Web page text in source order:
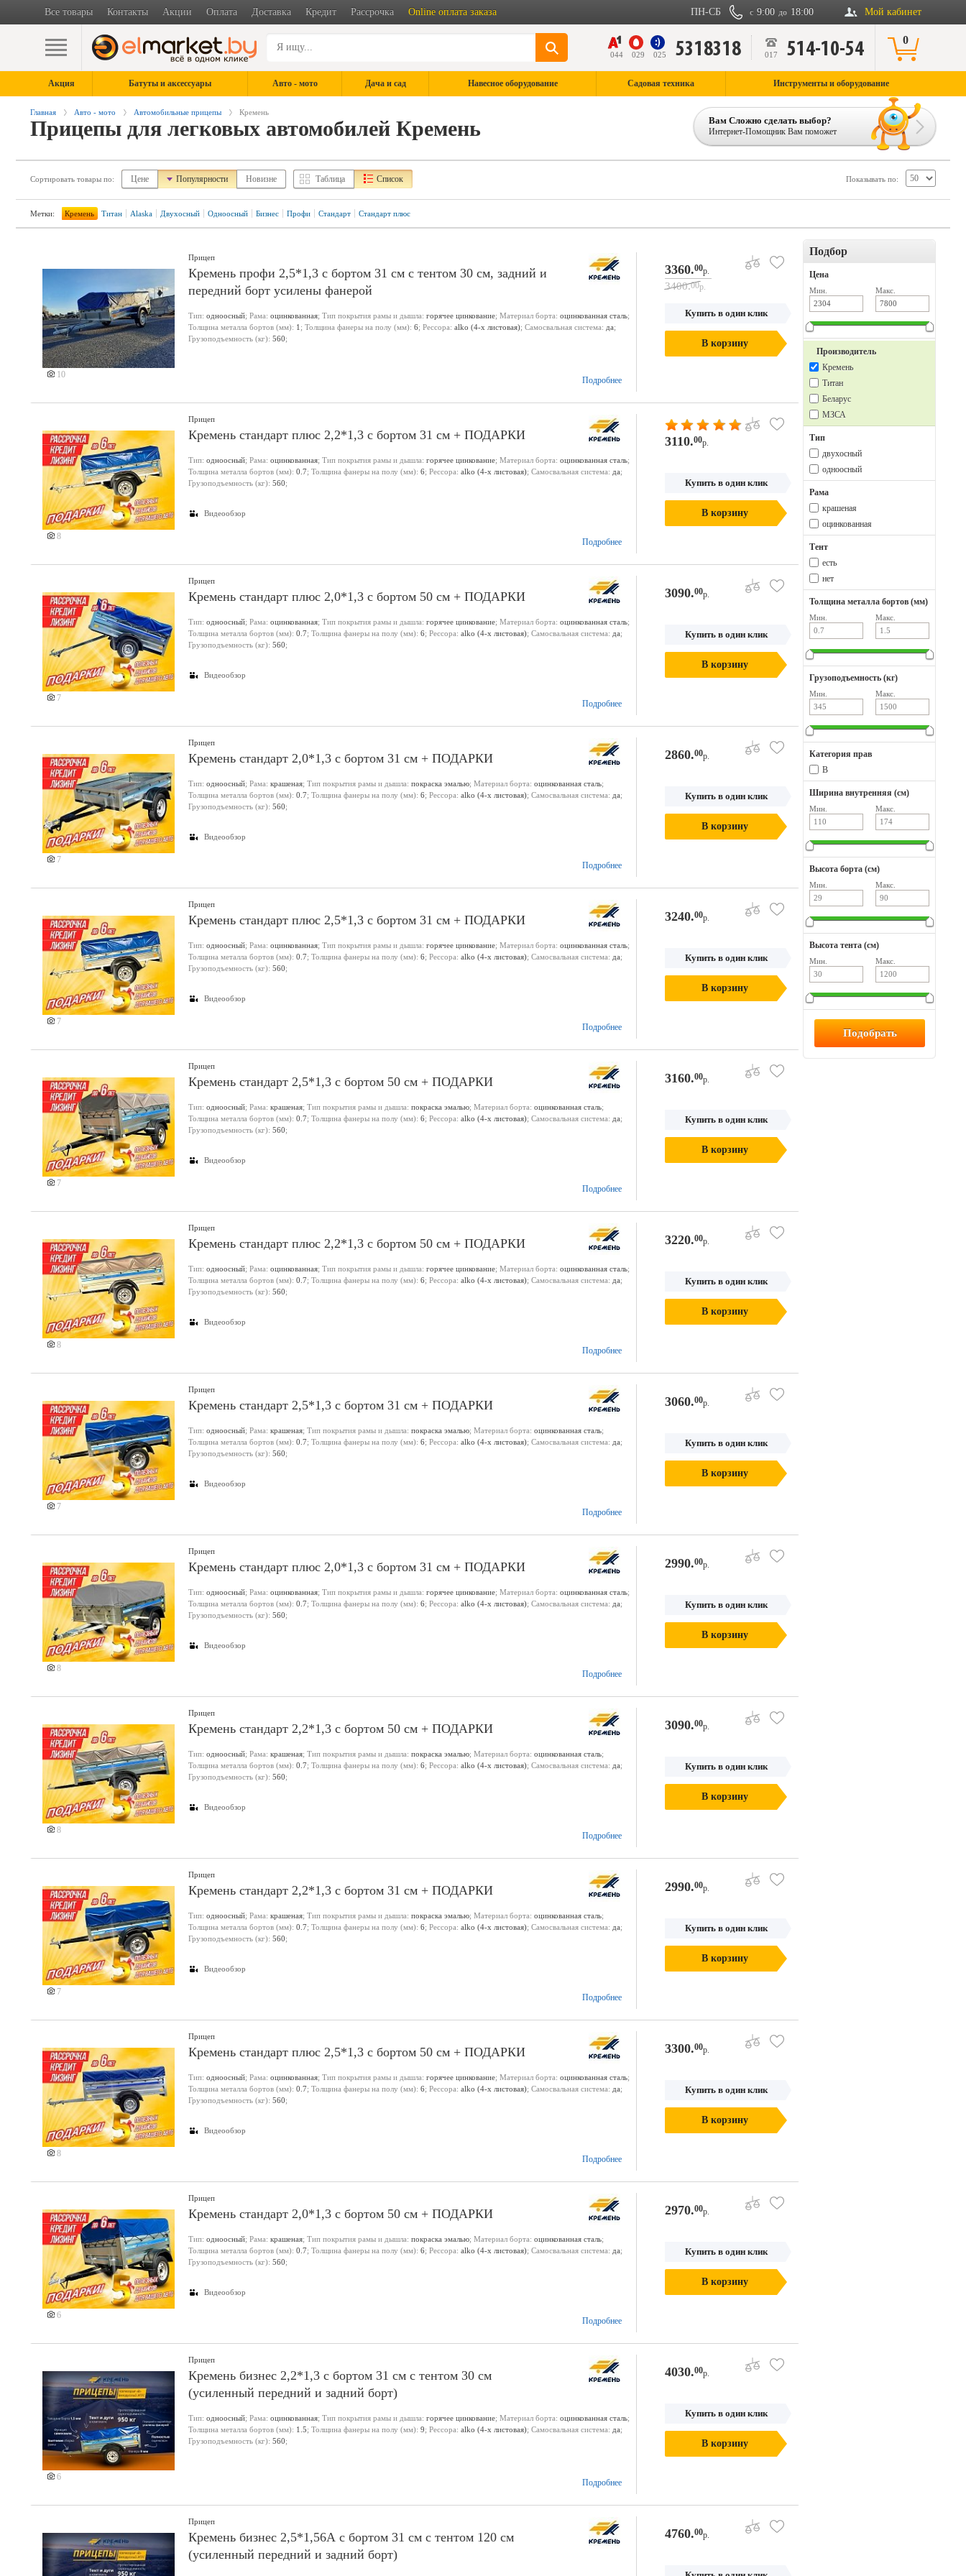
Все товары Контакты Акции Оплата Доставка Кредит Рассрочка Online оплата заказа Мой кабинет
с 9:00 до 18:00
ПН-СБ
044 029 025 5318318 017 514-10-54 0
Акция Батуты и аксессуары Авто - мото Дача и сад Навесное оборудование Садовая техника Инструменты и оборудование
Главная Авто - мото Автомобильные прицепы Кремень
Прицепы для легковых автомобилей Кремень Вам Сложно сделать выбор?
Интернет-Помощник Вам поможет
Сортировать товары по: Цене Популярности Новизне Таблица Список Показывать по:
Метки: Кремень Титан Alaska Двухосный Одноосный Бизнес Профи Стандарт Стандарт плюс
10
Еще 1 фото
Прицеп
Кремень профи 2,5*1,3 с бортом 31 см с тентом 30 см, задний и
передний борт усилены фанерой
Тип: одноосный; Рама: оцинкованная; Тип покрытия рамы и дышла: горячее цинкование; Материал борта: оцинкованная сталь;
Толщина металла бортов (мм): 1 ; Толщина фанеры на полу (мм): 6; Рессора: alko (4-х листовая); Самосвальная система: да;
Грузоподъемность (кг): 560;
Подробнее
3360.00р.
3400.00р.
Купить в один клик
В корзину
8
Прицеп
Кремень стандарт плюс 2,2*1,3 с бортом 31 см + ПОДАРКИ
Тип: одноосный; Рама: оцинкованная; Тип покрытия рамы и дышла: горячее цинкование; Материал борта: оцинкованная сталь;
Толщина металла бортов (мм): 0.7; Толщина фанеры на полу (мм): 6; Рессора: alko (4-х листовая); Самосвальная система: да;
Грузоподъемность (кг): 560;
Видеообзор
Подробнее
3110.00р.
Купить в один клик
В корзину
7
Прицеп
Кремень стандарт плюс 2,0*1,3 с бортом 50 см + ПОДАРКИ
Тип: одноосный; Рама: оцинкованная; Тип покрытия рамы и дышла: горячее цинкование; Материал борта: оцинкованная сталь;
Толщина металла бортов (мм): 0.7; Толщина фанеры на полу (мм): 6; Рессора: alko (4-х листовая); Самосвальная система: да;
Грузоподъемность (кг): 560;
Видеообзор
Подробнее
3090.00р.
Купить в один клик
В корзину
7
Прицеп
Кремень стандарт 2,0*1,3 с бортом 31 см + ПОДАРКИ
Тип: одноосный; Рама: крашеная; Тип покрытия рамы и дышла: покраска эмалью; Материал борта: оцинкованная сталь;
Толщина металла бортов (мм): 0.7; Толщина фанеры на полу (мм): 6; Рессора: alko (4-х листовая); Самосвальная система: да;
Грузоподъемность (кг): 560;
Видеообзор
Подробнее
2860.00р.
Купить в один клик
В корзину
7
Прицеп
Кремень стандарт плюс 2,5*1,3 с бортом 31 см + ПОДАРКИ
Тип: одноосный; Рама: оцинкованная; Тип покрытия рамы и дышла: горячее цинкование; Материал борта: оцинкованная сталь;
Толщина металла бортов (мм): 0.7; Толщина фанеры на полу (мм): 6; Рессора: alko (4-х листовая); Самосвальная система: да;
Грузоподъемность (кг): 560;
Видеообзор
Подробнее
3240.00р.
Купить в один клик
В корзину
7
Прицеп
Кремень стандарт 2,5*1,3 с бортом 50 см + ПОДАРКИ
Тип: одноосный; Рама: крашеная; Тип покрытия рамы и дышла: покраска эмалью; Материал борта: оцинкованная сталь;
Толщина металла бортов (мм): 0.7; Толщина фанеры на полу (мм): 6; Рессора: alko (4-х листовая); Самосвальная система: да;
Грузоподъемность (кг): 560;
Видеообзор
Подробнее
3160.00р.
Купить в один клик
В корзину
8
Прицеп
Кремень стандарт плюс 2,2*1,3 с бортом 50 см + ПОДАРКИ
Тип: одноосный; Рама: оцинкованная; Тип покрытия рамы и дышла: горячее цинкование; Материал борта: оцинкованная сталь;
Толщина металла бортов (мм): 0.7; Толщина фанеры на полу (мм): 6; Рессора: alko (4-х листовая); Самосвальная система: да;
Грузоподъемность (кг): 560;
Видеообзор
Подробнее
3220.00р.
Купить в один клик
В корзину
7
Прицеп
Кремень стандарт 2,5*1,3 с бортом 31 см + ПОДАРКИ
Тип: одноосный; Рама: крашеная; Тип покрытия рамы и дышла: покраска эмалью; Материал борта: оцинкованная сталь;
Толщина металла бортов (мм): 0.7; Толщина фанеры на полу (мм): 6; Рессора: alko (4-х листовая); Самосвальная система: да;
Грузоподъемность (кг): 560;
Видеообзор
Подробнее
3060.00р.
Купить в один клик
В корзину
8
Прицеп
Кремень стандарт плюс 2,0*1,3 с бортом 31 см + ПОДАРКИ
Тип: одноосный; Рама: оцинкованная; Тип покрытия рамы и дышла: горячее цинкование; Материал борта: оцинкованная сталь;
Толщина металла бортов (мм): 0.7; Толщина фанеры на полу (мм): 6; Рессора: alko (4-х листовая); Самосвальная система: да;
Грузоподъемность (кг): 560;
Видеообзор
Подробнее
2990.00р.
Купить в один клик
В корзину
8
Прицеп
Кремень стандарт 2,2*1,3 с бортом 50 см + ПОДАРКИ
Тип: одноосный; Рама: крашеная; Тип покрытия рамы и дышла: покраска эмалью; Материал борта: оцинкованная сталь;
Толщина металла бортов (мм): 0.7; Толщина фанеры на полу (мм): 6; Рессора: alko (4-х листовая); Самосвальная система: да;
Грузоподъемность (кг): 560;
Видеообзор
Подробнее
3090.00р.
Купить в один клик
В корзину
7
Прицеп
Кремень стандарт 2,2*1,3 с бортом 31 см + ПОДАРКИ
Тип: одноосный; Рама: крашеная; Тип покрытия рамы и дышла: покраска эмалью; Материал борта: оцинкованная сталь;
Толщина металла бортов (мм): 0.7; Толщина фанеры на полу (мм): 6; Рессора: alko (4-х листовая); Самосвальная система: да;
Грузоподъемность (кг): 560;
Видеообзор
Подробнее
2990.00р.
Купить в один клик
В корзину
8
Прицеп
Кремень стандарт плюс 2,5*1,3 с бортом 50 см + ПОДАРКИ
Тип: одноосный; Рама: оцинкованная; Тип покрытия рамы и дышла: горячее цинкование; Материал борта: оцинкованная сталь;
Толщина металла бортов (мм): 0.7; Толщина фанеры на полу (мм): 6; Рессора: alko (4-х листовая); Самосвальная система: да;
Грузоподъемность (кг): 560;
Видеообзор
Подробнее
3300.00р.
Купить в один клик
В корзину
6
Прицеп
Кремень стандарт 2,0*1,3 с бортом 50 см + ПОДАРКИ
Тип: одноосный; Рама: крашеная; Тип покрытия рамы и дышла: покраска эмалью; Материал борта: оцинкованная сталь;
Толщина металла бортов (мм): 0.7; Толщина фанеры на полу (мм): 6; Рессора: alko (4-х листовая); Самосвальная система: да;
Грузоподъемность (кг): 560;
Видеообзор
Подробнее
2970.00р.
Купить в один клик
В корзину
6
Прицеп
Кремень бизнес 2,2*1,3 с бортом 31 см с тентом 30 см
(усиленный передний и задний борт)
Тип: одноосный; Рама: оцинкованная; Тип покрытия рамы и дышла: горячее цинкование; Материал борта: оцинкованная сталь;
Толщина металла бортов (мм): 1.5; Толщина фанеры на полу (мм): 9; Рессора: alko (4-х листовая); Самосвальная система: да;
Грузоподъемность (кг): 560;
Подробнее
4030.00р.
Купить в один клик
В корзину
Прицеп
Кремень бизнес 2,5*1,56А с бортом 31 см с тентом 120 см
(усиленный передний и задний борт)
4760.00р.
Подбор
Цена
Мин. Макс.
Производитель
Кремень
Титан
Беларус
МЗСА
Тип
двухосный
одноосный
Рама
крашеная
оцинкованная
Тент
есть
нет
Толщина металла бортов (мм)
Мин. Макс.
Грузоподъемность (кг)
Мин. Макс.
Категория прав
B
Ширина внутренняя (см)
Мин. Макс.
Высота борта (см)
Мин. Макс.
Высота тента (см)
Мин. Макс.